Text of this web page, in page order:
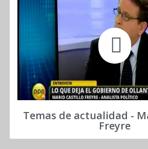
Temas de actualidad -
Freyre